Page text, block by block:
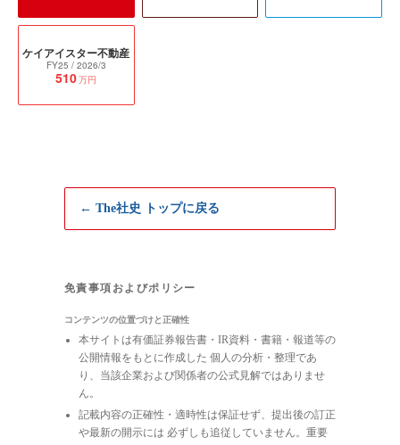
ケイアイスター不動産
FY25 / 2026/3
510万円
← The社史 トップに戻る
免責事項およびポリシー
コンテンツの位置づけと正確性
本サイトは有価証券報告書・IR資料・書籍・報道等の
公開情報をもとに作成した 個人の分析・整理であ
り、当該企業および関係者の公式見解ではありませ
ん。
記載内容の正確性・適時性は保証せず、提出後の訂正
や最新の開示には 必ずしも追従していません。重要